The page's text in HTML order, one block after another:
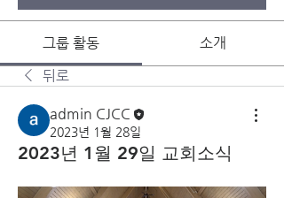
그룹 활동
소개
뒤로
admin CJCC
2023년 1월 28일
2023년 1월 29일 교회소식